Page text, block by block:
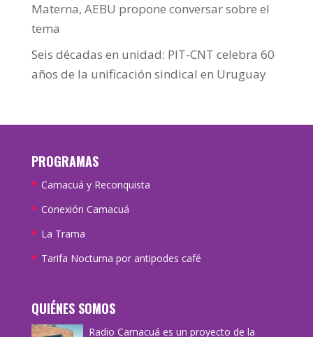
Materna, AEBU propone conversar sobre el
tema
Seis décadas en unidad: PIT-CNT celebra 60
años de la unificación sindical en Uruguay
PROGRAMAS
Camacuá y Reconquista
Conexión Camacuá
La Trama
Tarifa Nocturna por antipodes café
QUIÉNES SOMOS
Radio Camacuá es un proyecto de la